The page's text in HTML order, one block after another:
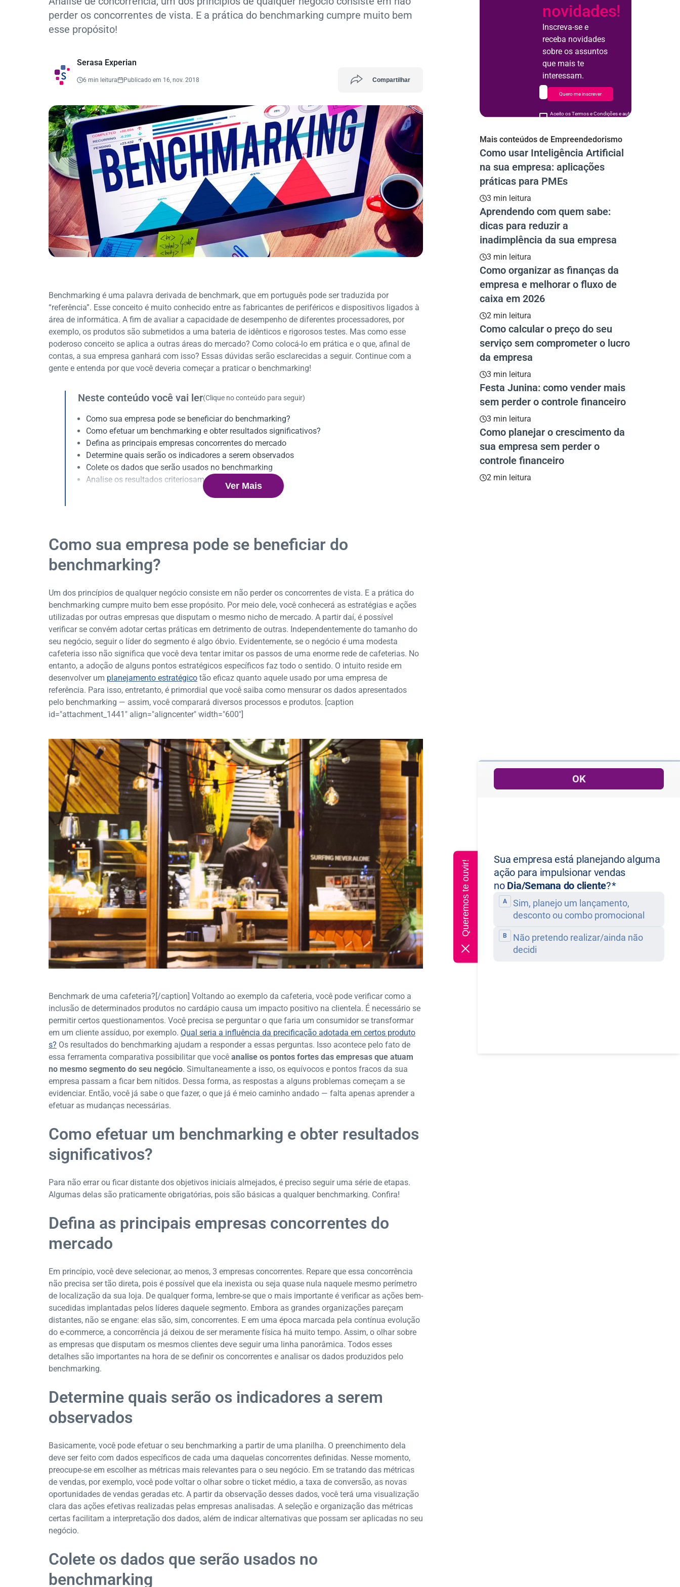
perder os concorrentes de vista. E a prática do benchmarking cumpre muito bem
esse propósito!
Serasa Experian
6 min leitura Publicado em 16, nov. 2018 Compartilhar
Benchmarking é uma palavra derivada de benchmark, que em português pode ser traduzida por
“referência”. Esse conceito é muito conhecido entre as fabricantes de periféricos e dispositivos ligados à
área de informática. A fim de avaliar a capacidade de desempenho de diferentes processadores, por
exemplo, os produtos são submetidos a uma bateria de idênticos e rigorosos testes. Mas como esse
poderoso conceito se aplica a outras áreas do mercado? Como colocá-lo em prática e o que, afinal de
contas, a sua empresa ganhará com isso? Essas dúvidas serão esclarecidas a seguir. Continue com a
gente e entenda por que você deveria começar a praticar o benchmarking!
Neste conteúdo você vai ler(Clique no conteúdo para seguir)
Como sua empresa pode se beneficiar do benchmarking?
Como efetuar um benchmarking e obter resultados significativos?
Defina as principais empresas concorrentes do mercado
Determine quais serão os indicadores a serem observados
Colete os dados que serão usados no benchmarking
Analise os resultados criteriosamente
Saiba copiar as boas ações e refutar as ruins
Ver Mais
Como sua empresa pode se beneficiar do
benchmarking?
Um dos princípios de qualquer negócio consiste em não perder os concorrentes de vista. E a prática do
benchmarking cumpre muito bem esse propósito. Por meio dele, você conhecerá as estratégias e ações
utilizadas por outras empresas que disputam o mesmo nicho de mercado. A partir daí, é possível
verificar se convém adotar certas práticas em detrimento de outras. Independentemente do tamanho do
seu negócio, seguir o líder do segmento é algo óbvio. Evidentemente, se o negócio é uma modesta
cafeteria isso não significa que você deva tentar imitar os passos de uma enorme rede de cafeterias. No
entanto, a adoção de alguns pontos estratégicos específicos faz todo o sentido. O intuito reside em
desenvolver um planejamento estratégico tão eficaz quanto aquele usado por uma empresa de
referência. Para isso, entretanto, é primordial que você saiba como mensurar os dados apresentados
pelo benchmarking — assim, você comparará diversos processos e produtos. [caption
id="attachment_1441" align="aligncenter" width="600"]
Benchmark de uma cafeteria?[/caption] Voltando ao exemplo da cafeteria, você pode verificar como a
inclusão de determinados produtos no cardápio causa um impacto positivo na clientela. É necessário se
permitir certos questionamentos. Você precisa se perguntar o que faria um consumidor se transformar
em um cliente assíduo, por exemplo. Qual seria a influência da precificação adotada em certos produto
s? Os resultados do benchmarking ajudam a responder a essas perguntas. Isso acontece pelo fato de
essa ferramenta comparativa possibilitar que você analise os pontos fortes das empresas que atuam
no mesmo segmento do seu negócio. Simultaneamente a isso, os equívocos e pontos fracos da sua
empresa passam a ficar bem nítidos. Dessa forma, as respostas a alguns problemas começam a se
evidenciar. Então, você já sabe o que fazer, o que já é meio caminho andado — falta apenas aprender a
efetuar as mudanças necessárias.
Como efetuar um benchmarking e obter resultados
significativos?
Para não errar ou ficar distante dos objetivos iniciais almejados, é preciso seguir uma série de etapas.
Algumas delas são praticamente obrigatórias, pois são básicas a qualquer benchmarking. Confira!
Defina as principais empresas concorrentes do
mercado
Em princípio, você deve selecionar, ao menos, 3 empresas concorrentes. Repare que essa concorrência
não precisa ser tão direta, pois é possível que ela inexista ou seja quase nula naquele mesmo perímetro
de localização da sua loja. De qualquer forma, lembre-se que o mais importante é verificar as ações bem-
sucedidas implantadas pelos líderes daquele segmento. Embora as grandes organizações pareçam
distantes, não se engane: elas são, sim, concorrentes. E em uma época marcada pela contínua evolução
do e-commerce, a concorrência já deixou de ser meramente física há muito tempo. Assim, o olhar sobre
as empresas que disputam os mesmos clientes deve seguir uma linha panorâmica. Todos esses
detalhes são importantes na hora de se definir os concorrentes e analisar os dados produzidos pelo
benchmarking.
Determine quais serão os indicadores a serem
observados
Basicamente, você pode efetuar o seu benchmarking a partir de uma planilha. O preenchimento dela
deve ser feito com dados específicos de cada uma daquelas concorrentes definidas. Nesse momento,
preocupe-se em escolher as métricas mais relevantes para o seu negócio. Em se tratando das métricas
de vendas, por exemplo, você pode voltar o olhar sobre o ticket médio, a taxa de conversão, as novas
oportunidades de vendas geradas etc. A partir da observação desses dados, você terá uma visualização
clara das ações efetivas realizadas pelas empresas analisadas. A seleção e organização das métricas
certas facilitam a interpretação dos dados, além de indicar alternativas que possam ser aplicadas no seu
negócio.
Colete os dados que serão usados no
benchmarking
novidades!
Inscreva-se e
receba novidades
sobre os assuntos
que mais te
interessam.
Aceito os Termos e Condições e autorizo o uso de meus
Quero me inscrever
Mais conteúdos de Empreendedorismo
Como usar Inteligência Artificial
na sua empresa: aplicações
práticas para PMEs
3 min leitura
Aprendendo com quem sabe:
dicas para reduzir a
inadimplência da sua empresa
3 min leitura
Como organizar as finanças da
empresa e melhorar o fluxo de
caixa em 2026
2 min leitura
Como calcular o preço do seu
serviço sem comprometer o lucro
da empresa
3 min leitura
Festa Junina: como vender mais
sem perder o controle financeiro
3 min leitura
Como planejar o crescimento da
sua empresa sem perder o
controle financeiro
2 min leitura
Queremos te ouvir!